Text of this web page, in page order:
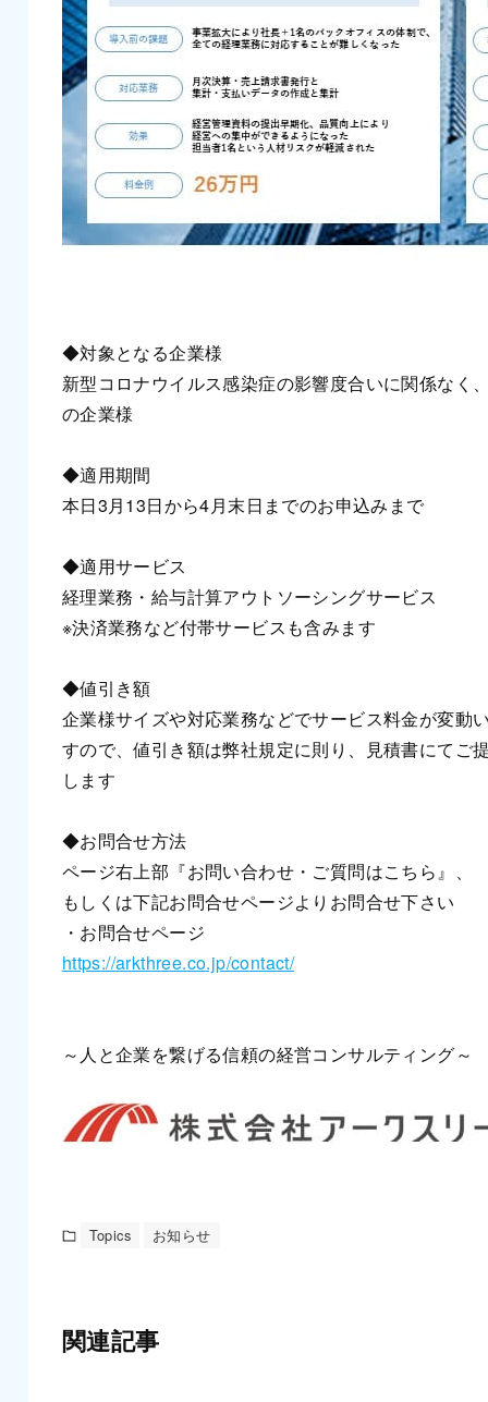
◆対象となる企業様
新型コロナウイルス感染症の影響度合いに関係なく
の企業様
◆適用期間
本日3月13日から4月末日までのお申込みまで
◆適用サービス
経理業務・給与計算アウトソーシングサービス
※決済業務など付帯サービスも含みます
◆値引き額
企業様サイズや対応業務などでサービス料金が変動
すので、値引き額は弊社規定に則り、見積書にてご
します
◆お問合せ方法
ページ右上部『お問い合わせ・ご質問はこちら』、
もしくは下記お問合せページよりお問合せ下さい
・お問合せページ
https://arkthree.co.jp/contact/
～人と企業を繋げる信頼の経営コンサルティング～
Topics お知らせ
関連記事